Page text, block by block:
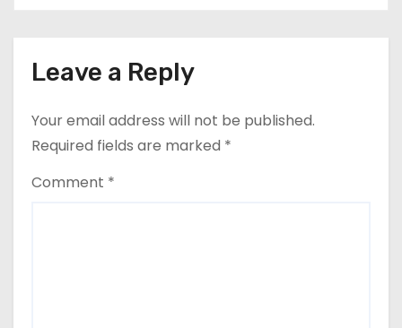
Leave a Reply
Your email address will not be published.
Required fields are marked *
Comment *